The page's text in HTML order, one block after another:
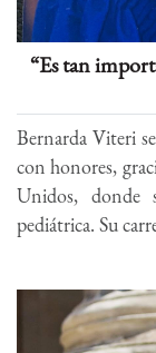
“Es tan
Bernarda Viteri
con honores,
Unidos, donde
pediátrica. Su